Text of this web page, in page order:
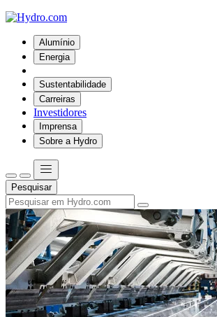
Alumínio
Energia
Sustentabilidade
Carreiras
Investidores
Imprensa
Sobre a Hydro
Pesquisar